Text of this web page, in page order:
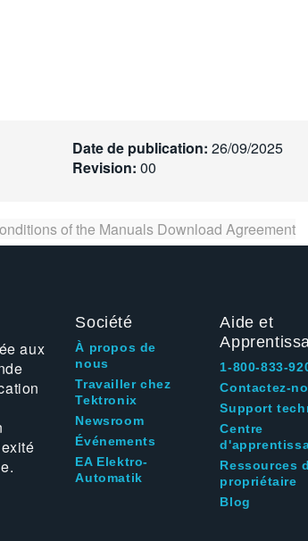
Date de publication: 26/09/2025
Revision: 00
of the Manuals Download Agreement
aux
Société
À propos de
nous
Travailler chez
Tektronix
Newsroom
Événements
EA Elektro-
Automatik
Aide et
1-800-833-
Contactez-
Support
Centre
Ressources
propriétaire
Blog